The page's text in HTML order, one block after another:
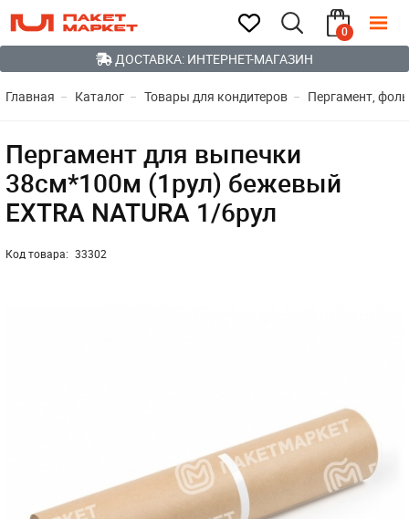
0
ДОСТАВКА: ИНТЕРНЕТ-МАГАЗИН
Главная Каталог Товары для кондитеров Пергамент,
Пергамент для выпечки
38см*100м (1рул) бежевый
EXTRA NATURA 1/6рул
Код товара: 33302